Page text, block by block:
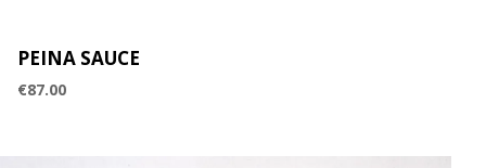
PEINA SAUCE
€87.00